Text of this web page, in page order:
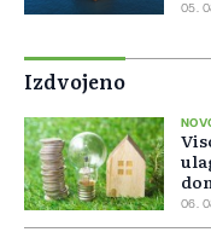
05.
Izdvojeno
06.